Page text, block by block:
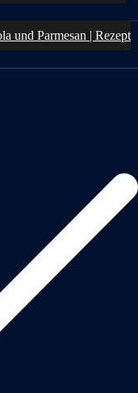
und Parmesan | Rezept